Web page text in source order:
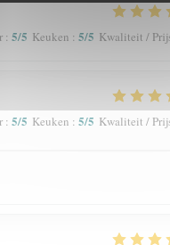
: 5/5 Keuken : 5/5 Kwaliteit /
: 5/5 Keuken : 5/5 Kwaliteit /